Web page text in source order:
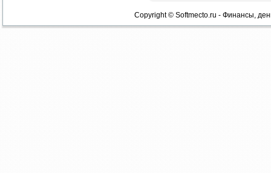
Copyright © Softmecto.ru - Финансы,